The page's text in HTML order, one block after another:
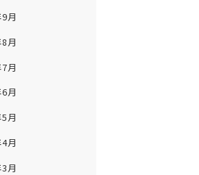
月
月
月
月
月
月
月